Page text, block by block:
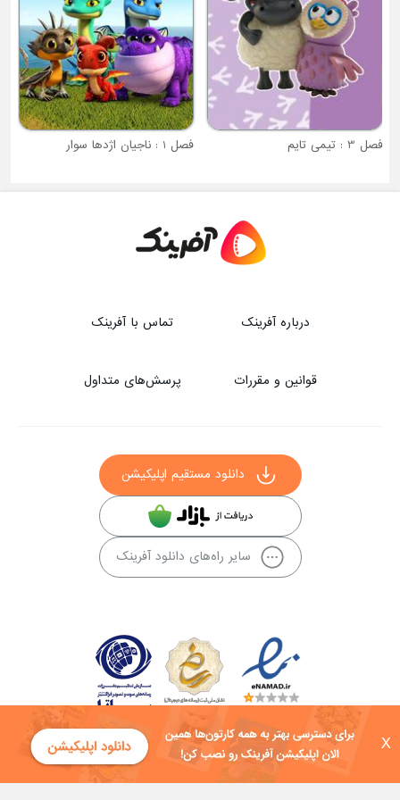
X
فصل 3 : تیمی تایم فصل 1 : ناجیان اژدها سوار
درباره آفرینک تماس با آفرینک
قوانین و مقررات پرسش‌های متداول
دانلود مستقیم اپلیکیشن
سایر راه‌های دانلود آفرینک
کلیه حقوق این سایت به شرکت توسعه فناوی هفت آسمان توکان تعلق دارد و